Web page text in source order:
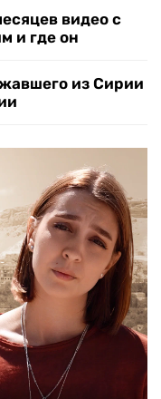
видео с
и где он
из Сирии